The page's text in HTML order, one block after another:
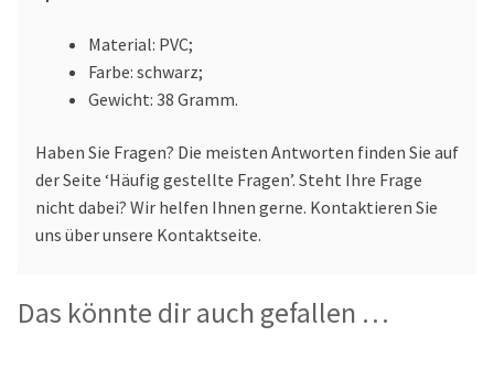
Material: PVC;
Farbe: schwarz;
Gewicht: 38 Gramm.
Haben Sie Fragen? Die meisten Antworten finden Sie auf
der Seite ‘Häufig gestellte Fragen’. Steht Ihre Frage
nicht dabei? Wir helfen Ihnen gerne. Kontaktieren Sie
uns über unsere Kontaktseite.
Das könnte dir auch gefallen …